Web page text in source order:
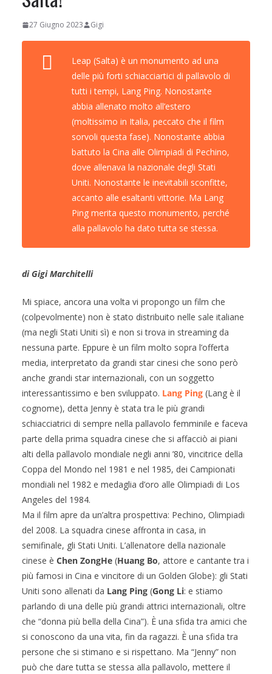
27 Giugno 2023 Gigi
Leap (Salta) è un monumento ad una
delle più forti schiacciartici di pallavolo di
tutti i tempi, Lang Ping. Nonostante
abbia allenato molto all’estero
(moltissimo in Italia, peccato che il film
sorvoli questa fase). Nonostante abbia
battuto la Cina alle Olimpiadi di Pechino,
dove allenava la nazionale degli Stati
Uniti. Nonostante le inevitabili sconfitte,
accanto alle esaltanti vittorie. Ma Lang
Ping merita questo monumento, perché
alla pallavolo ha dato tutta se stessa.
di Gigi Marchitelli
Mi spiace, ancora una volta vi propongo un film che
(colpevolmente) non è stato distribuito nelle sale italiane
(ma negli Stati Uniti sì) e non si trova in streaming da
nessuna parte. Eppure è un film molto sopra l’offerta
media, interpretato da grandi star cinesi che sono però
anche grandi star internazionali, con un soggetto
interessantissimo e ben sviluppato. Lang Ping (Lang è il
cognome), detta Jenny è stata tra le più grandi
schiacciatrici di sempre nella pallavolo femminile e faceva
parte della prima squadra cinese che si affacciò ai piani
alti della pallavolo mondiale negli anni ’80, vincitrice della
Coppa del Mondo nel 1981 e nel 1985, dei Campionati
mondiali nel 1982 e medaglia d’oro alle Olimpiadi di Los
Angeles del 1984.
Ma il film apre da un’altra prospettiva: Pechino, Olimpiadi
del 2008. La squadra cinese affronta in casa, in
semifinale, gli Stati Uniti. L’allenatore della nazionale
cinese è Chen ZongHe (Huang Bo, attore e cantante tra i
più famosi in Cina e vincitore di un Golden Globe): gli Stati
Uniti sono allenati da Lang Ping (Gong Li: e stiamo
parlando di una delle più grandi attrici internazionali, oltre
che “donna più bella della Cina”). È una sfida tra amici che
si conoscono da una vita, fin da ragazzi. È una sfida tra
persone che si stimano e si rispettano. Ma “Jenny” non
può che dare tutta se stessa alla pallavolo, mettere il